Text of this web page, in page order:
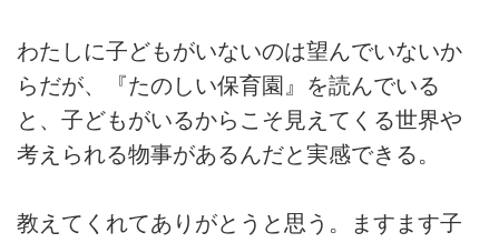
わたしに子どもがいないのは望んでいないか
らだが、『たのしい保育園』を読んでいる
と、子どもがいるからこそ見えてくる世界や
考えられる物事があるんだと実感できる。
教えてくれてありがとうと思う。ますます子